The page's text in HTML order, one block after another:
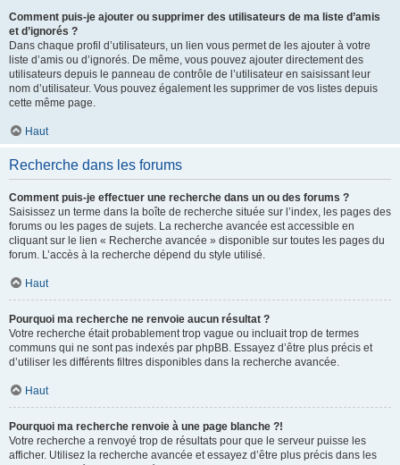
Comment puis-je ajouter ou supprimer des utilisateurs de ma liste d’amis
et d’ignorés ?
Dans chaque profil d’utilisateurs, un lien vous permet de les ajouter à votre
liste d’amis ou d’ignorés. De même, vous pouvez ajouter directement des
utilisateurs depuis le panneau de contrôle de l’utilisateur en saisissant leur
nom d’utilisateur. Vous pouvez également les supprimer de vos listes depuis
cette même page.
Haut
Recherche dans les forums
Comment puis-je effectuer une recherche dans un ou des forums ?
Saisissez un terme dans la boîte de recherche située sur l’index, les pages des
forums ou les pages de sujets. La recherche avancée est accessible en
cliquant sur le lien « Recherche avancée » disponible sur toutes les pages du
forum. L’accès à la recherche dépend du style utilisé.
Haut
Pourquoi ma recherche ne renvoie aucun résultat ?
Votre recherche était probablement trop vague ou incluait trop de termes
communs qui ne sont pas indexés par phpBB. Essayez d’être plus précis et
d’utiliser les différents filtres disponibles dans la recherche avancée.
Haut
Pourquoi ma recherche renvoie à une page blanche ?!
Votre recherche a renvoyé trop de résultats pour que le serveur puisse les
afficher. Utilisez la recherche avancée et essayez d’être plus précis dans les